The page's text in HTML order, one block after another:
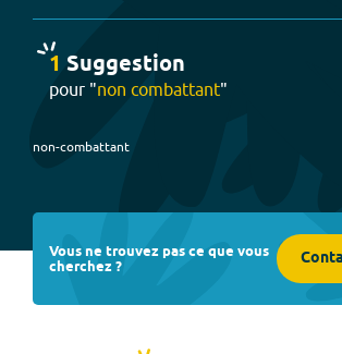
1 Suggestion
pour "non combattant"
non-combattant
Vous ne trouvez pas ce que vous
cherchez ?